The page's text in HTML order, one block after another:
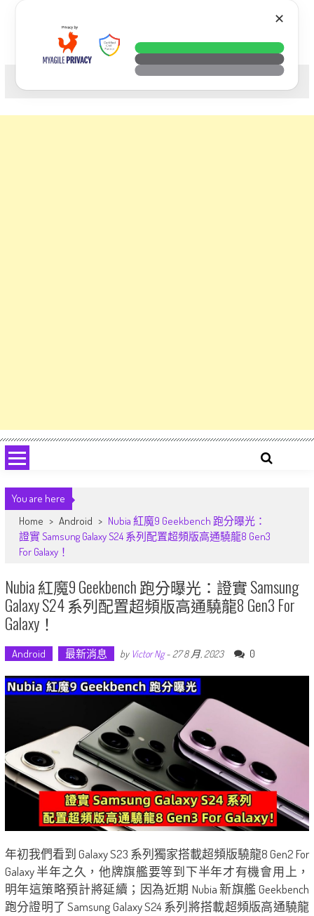
科技. 生活. 攝影.
You are here
Home > Android > Nubia 紅魔9 Geekbench 跑分曝光：
證實 Samsung Galaxy S24 系列配置超頻版高通驍龍8 Gen3
For Galaxy！
Nubia 紅魔9 Geekbench 跑分曝光：證實 Samsung
Galaxy S24 系列配置超頻版高通驍龍8 Gen3 For
Galaxy！
Android 最新消息 by Victor Ng- 27 8 月, 2023 0
年初我們看到 Galaxy S23 系列獨家搭載超頻版驍龍8 Gen2 For
Galaxy 半年之久，他牌旗艦要等到下半年才有機會用上，
明年這策略預計將延續；因為近期 Nubia 新旗艦 Geekbench
跑分證明了 Samsung Galaxy S24 系列將搭載超頻版高通驍龍
✕